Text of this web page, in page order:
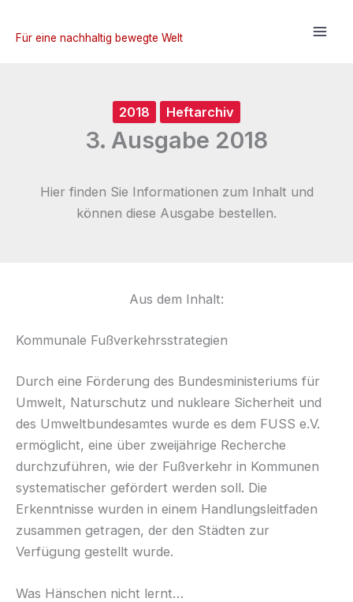
InhaltFür eine nachhaltig bewegte Welt
2018 Heftarchiv
3. Ausgabe 2018
Hier finden Sie Informationen zum Inhalt und
können diese Ausgabe bestellen.
Aus dem Inhalt:
Kommunale Fußverkehrsstrategien
Durch eine Förderung des Bundesministeriums für
Umwelt, Naturschutz und nukleare Sicherheit und
des Umweltbundesamtes wurde es dem FUSS e.V.
ermöglicht, eine über zweijährige Recherche
durchzuführen, wie der Fußverkehr in Kommunen
systematischer gefördert werden soll. Die
Erkenntnisse wurden in einem Handlungsleitfaden
zusammen getragen, der den Städten zur
Verfügung gestellt wurde.
Was Hänschen nicht lernt…